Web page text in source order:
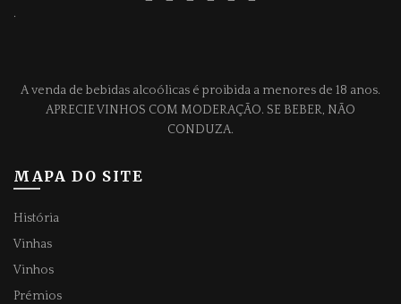
.
A venda de bebidas alcoólicas é proibida a menores de 18 anos.
APRECIE VINHOS COM MODERAÇÃO. SE BEBER, NÃO
CONDUZA.
MAPA DO SITE
História
Vinhas
Vinhos
Prémios